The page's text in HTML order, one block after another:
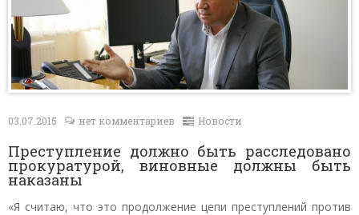
Обо мне
Контакты
03.07.2015 нет комментариев Новости
Преступление должно быть расследовано
прокуратурой, виновные должны быть
наказаны
«Я считаю, что это продолжение цепи преступлений против